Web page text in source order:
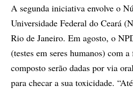
A segunda iniciativa envolve o
Universidade Federal do Ceará
Rio de Janeiro. Em agosto, o
(testes em seres humanos) com
composto serão dadas por via
para checar a sua toxicidade.